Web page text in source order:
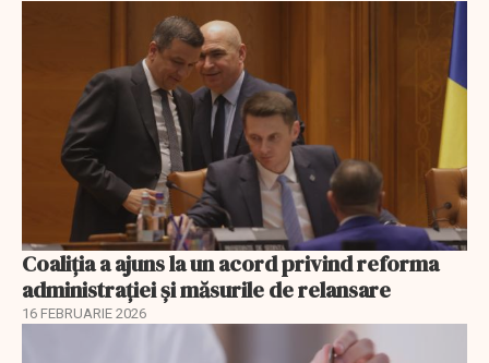
Coaliția a ajuns la un acord privind reforma
administrației și măsurile de relansare
16 FEBRUARIE 2026